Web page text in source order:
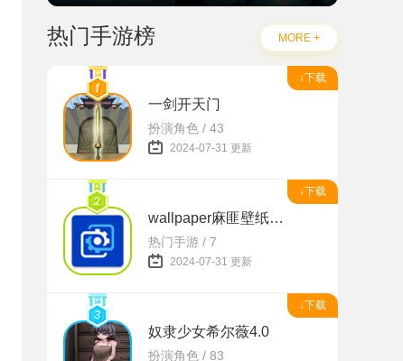
热门手游榜 MORE +
↓下载
一剑开天门
扮演角色 / 43
2024-07-31 更新
↓下载
wallpaper麻匪壁纸透视
热门手游 / 7
2024-07-31 更新
↓下载
奴隶少女希尔薇4.0
扮演角色 / 83